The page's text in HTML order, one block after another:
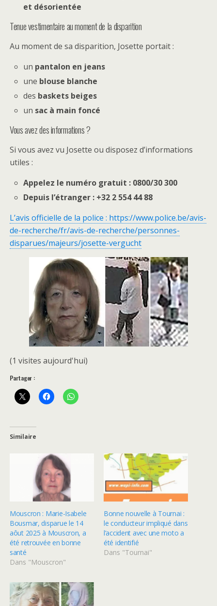
et désorientée
Tenue vestimentaire au moment de la disparition
Au moment de sa disparition, Josette portait :
un pantalon en jeans
une blouse blanche
des baskets beiges
un sac à main foncé
Vous avez des informations ?
Si vous avez vu Josette ou disposez d’informations
utiles :
Appelez le numéro gratuit : 0800/30 300
Depuis l’étranger : +32 2 554 44 88
L’avis officielle de la police : https://www.police.be/avis-
de-recherche/fr/avis-de-recherche/personnes-
disparues/majeurs/josette-vergucht
(1 visites aujourd'hui)
Partager :
Similaire
Mouscron : Marie-Isabele
Bousmar, disparue le 14
aôut 2025 à Mouscron, a
été retrouvée en bonne
santé
Dans "Mouscron"
Bonne nouvelle à Tournai :
le conducteur impliqué dans
l’accident avec une moto a
été identifié
Dans "Tournai"